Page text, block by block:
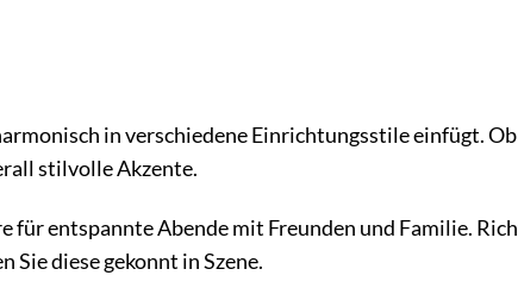
in verschiedene Einrichtungsstile einfügt.
stilvolle Akzente.
für entspannte Abende mit Freunden und Familie.
diese gekonnt in Szene.